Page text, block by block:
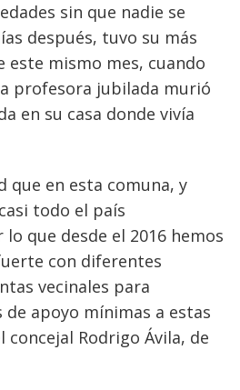
sin que nadie se
después, tuvo su más
este mismo mes, cuando
profesora jubilada murió
en su casa donde vivía
que en esta comuna, y
todo el país
que desde el 2016 hemos
con diferentes
vecinales para
de apoyo mínimas a estas
concejal Rodrigo Ávila, de